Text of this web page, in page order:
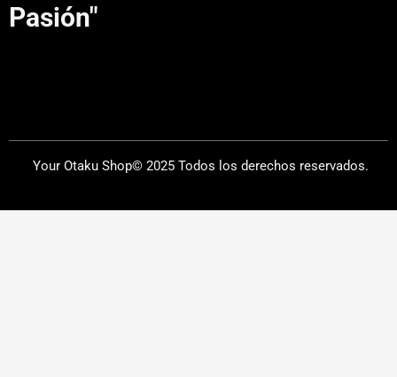
Pasión"
Your Otaku Shop© 2025 Todos los derechos reservados.